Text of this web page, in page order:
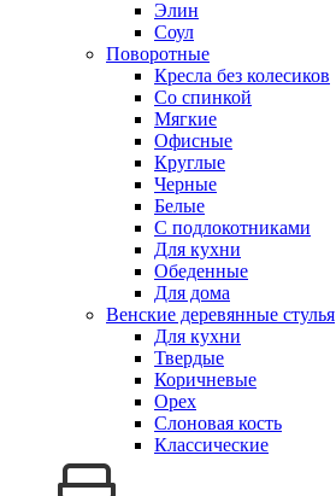
Элин
Соул
Поворотные
Кресла без колесиков
Со спинкой
Мягкие
Офисные
Круглые
Черные
Белые
С подлокотниками
Для кухни
Обеденные
Для дома
Венские деревянные стулья
Для кухни
Твердые
Коричневые
Орех
Слоновая кость
Классические